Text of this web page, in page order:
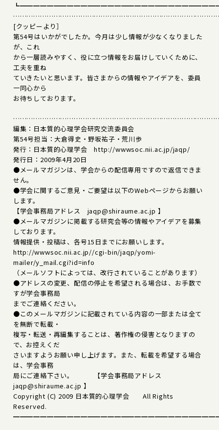
[クッピーより］
第54号はいかがでしたか。今月は少し情報が少なくなりました
が、これ
から一層読みやすく、役に立つ情報をお届けしていくために、
工夫を重ね
ていきたいと思います。皆さまからの情報やアイデアを、委員
一同心から
お待ちしております。
編集：日本質的心理学会研究交流委員会
第54号担当：大倉得史・野坂祐子・荒川歩
発行：日本質的心理学会 http://wwwsoc.nii.ac.jp/jaqp/
発行日：2009年4月20日
●メールマガジンは、学会からの配信専用ですので返信できま
せん。
●学会に関するご意見・ご要望は以下のWebページからお願い
します。
【学会事務局アドレス jaqp@shiraume.ac.jp 】
●メールマガジンに掲載する研究会等の情報やアイデアを募集
しております。
情報提供・投稿は、各号15日までにお願いします。
http://wwwsoc.nii.ac.jp//cgi-bin/jaqp/yomi-
mailer/y_mail.cgi?id=info
（メールソフトによっては、改行されていることがあります）
●アドレスの変更、配信の停止を希望される場合は、お手数で
すが学会事務局
までご連絡ください。
●このメールマガジンに記載されている内容の一部または全て
を無断で転載・
複写・転送・再編集することは、著作権の侵害となりますの
で、お控えくだ
さいますようお願い申し上げます。また、転載を希望する場合
は、学会事務
局にご連絡下さい。 【学会事務局アドレス
jaqp@shiraume.ac.jp 】
Copyright (C) 2009 日本質的心理学会 All Rights
Reserved.